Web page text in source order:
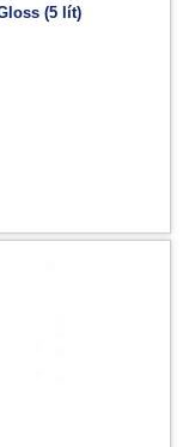
(5 lít)